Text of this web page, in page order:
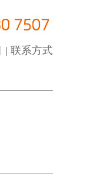
| 联系方式